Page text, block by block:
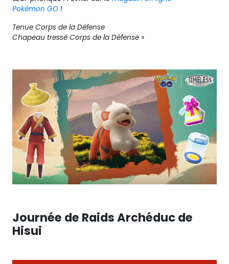
Pokémon GO !
Tenue Corps de la Défense
Chapeau tressé Corps de la Défense »
Journée de Raids Archéduc de
Hisui